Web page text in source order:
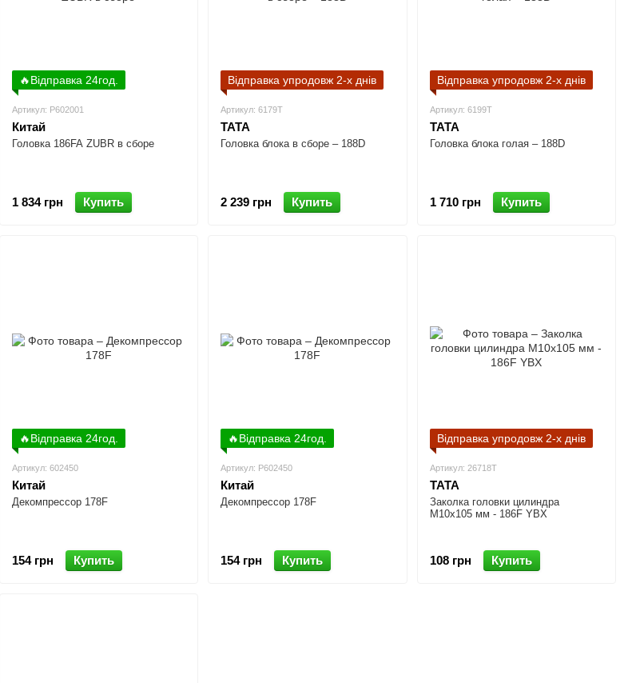
🔥Відправка 24год.
Артикул: P602001
Китай
Головка 186FA ZUBR в сборе
1 834 грн Купить
Відправка упродовж 2-х днів
Артикул: 6179T
TATA
Головка блока в сборе – 188D
2 239 грн Купить
Відправка упродовж 2-х днів
Артикул: 6199T
TATA
Головка блока голая – 188D
1 710 грн Купить
🔥Відправка 24год.
Артикул: 602450
Китай
Декомпрессор 178F
154 грн Купить
🔥Відправка 24год.
Артикул: P602450
Китай
Декомпрессор 178F
154 грн Купить
Відправка упродовж 2-х днів
Артикул: 26718T
TATA
Заколка головки цилиндра
М10x105 мм - 186F YBX
108 грн Купить